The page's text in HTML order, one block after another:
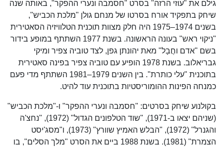
גילם את "עוזי הרזה" בסרט "חסמבה ונערי ההפקר", באותה שנה
שיחק בתפקיד אורח בסרטו של מנחם גולן "מלכת הכביש",
בשנים 1974–1975 היה חלק מצוות תוכנית הטלוויזיה הסאטירית
"ניקוי ראש" בעונה הראשונה. בשנת 1977 השתתף במופע בידור
בשם "אדם וחֲבָל" מאת יהונתן גפן, לצד טוביה צפיר ומיקי
גבריאלוב. בשנת 1978 הופיע עם טוביה צפיר בפינה סאטירית
בתוכנית "עלי כותרת". בין השנים 1979–1981 השתתף מדי פעם
כמנחה הפינות ההומוריסטיות בתוכנית עוד להיט.
בקולנוע שיחק בסרטים: "חסמבה ונערי ההפקר" ו-"מלכת הכביש"
(שניהם יצאו ב-1971), "שוד הטלפונים הגדול" (1972), "נחצ'ה
והגנרל" (1972), "הבלש האמיץ שוורץ" (1973), ו"מסג'יסט
הצמרת" (1981). בשנת 1988 ביים את הסרט "מלך הסלים", בו